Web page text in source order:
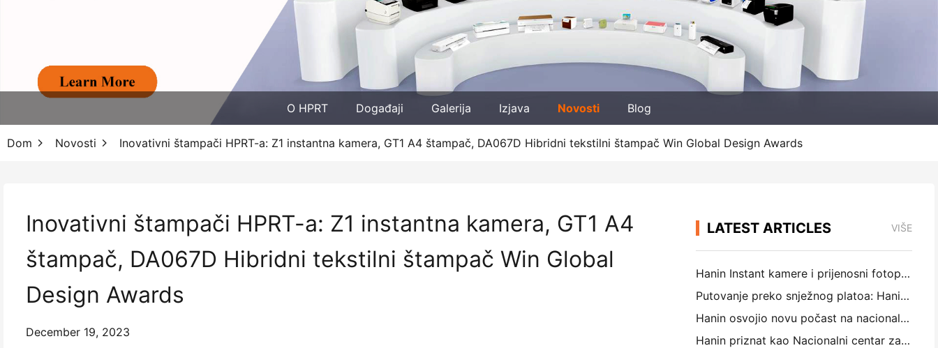
O HPRT Događaji Galerija Izjava Novosti Blog
Dom Novosti Inovativni štampači HPRT-a: Z1 instantna kamera, GT1 A4 štampač, DA067D Hibridni tekstilni štampač Win Global Design Awards
Inovativni štampači HPRT-a: Z1 instantna kamera, GT1 A4
štampač, DA067D Hibridni tekstilni štampač Win Global
Design Awards
December 19, 2023
LATEST ARTICLES VIŠE
Hanin Instant kamere i prijenosni fotopisači privlače snažan interes na IEAE Shenzhen 2026
Putovanje preko snježnog platoa: Hanin donosi obrazovne programe fotografije djeci u Qamdu
Hanin osvojio novu počast na nacionalnoj razini: proglašen "2026 Made in China · Trusted Brand by Consumers"
Hanin priznat kao Nacionalni centar za poduzetničku tehnologiju za vodstvo u inovacijama